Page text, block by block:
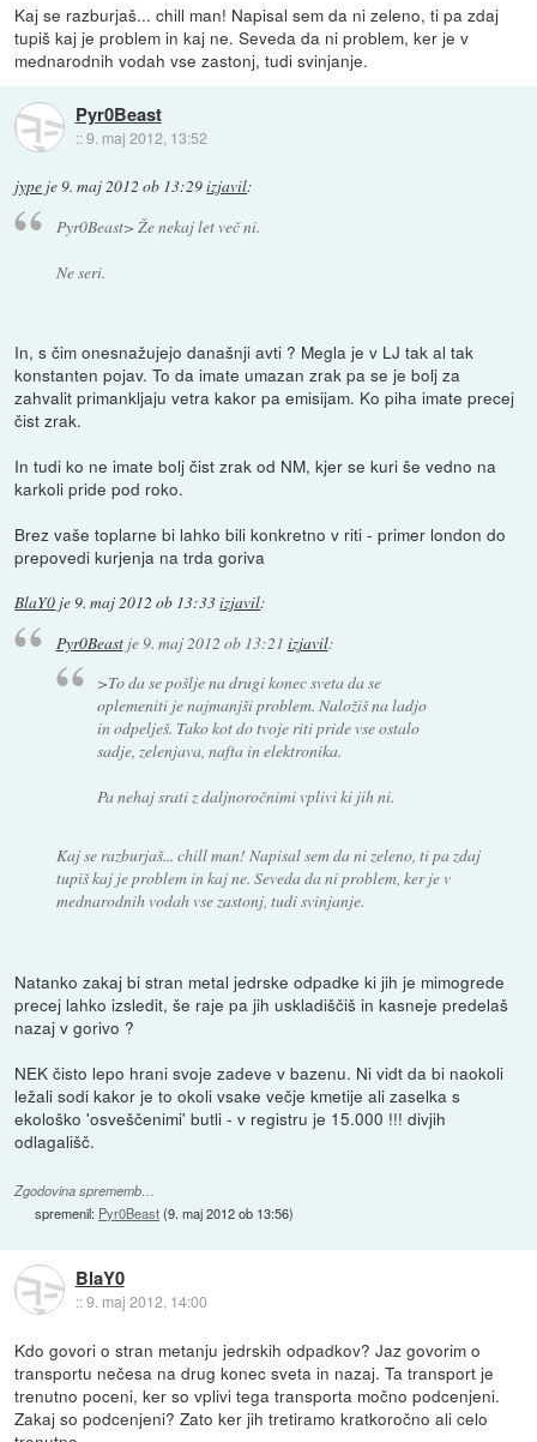
Kaj se razburjaš... chill man! Napisal sem da ni zeleno, ti pa zdaj
tupiš kaj je problem in kaj ne. Seveda da ni problem, ker je v
mednarodnih vodah vse zastonj, tudi svinjanje.
Pyr0Beast
::9. maj 2012, 13:52
jype je9. maj 2012 ob 13:29izjavil:
Pyr0Beast> Že nekaj let več ni.
Ne seri.
In, s čim onesnažujejo današnji avti ? Megla je v LJ tak al tak
konstanten pojav. To da imate umazan zrak pa se je bolj za
zahvalit primankljaju vetra kakor pa emisijam. Ko piha imate precej
čist zrak.
In tudi ko ne imate bolj čist zrak od NM, kjer se kuri še vedno na
karkoli pride pod roko.
Brez vaše toplarne bi lahko bili konkretno v riti - primer london do
prepovedi kurjenja na trda goriva
BlaY0 je9. maj 2012 ob 13:33izjavil:
Pyr0Beastje9. maj 2012 ob 13:21 izjavil:
>To da se pošlje na drugi konec sveta da se
oplemeniti je najmanjši problem. Naložiš na ladjo
in odpelješ. Tako kot do tvoje riti pride vse ostalo
sadje, zelenjava, nafta in elektronika.
Pa nehaj srati z daljnoročnimi vplivi ki jih ni.
Kaj se razburjaš... chill man! Napisal sem da ni zeleno, ti pa zdaj
tupiš kaj je problem in kaj ne. Seveda da ni problem, ker je v
mednarodnih vodah vse zastonj, tudi svinjanje.
Natanko zakaj bi stran metal jedrske odpadke ki jih je mimogrede
precej lahko izsledit, še raje pa jih uskladiščiš in kasneje predelaš
nazaj v gorivo ?
NEK čisto lepo hrani svoje zadeve v bazenu. Ni vidt da bi naokoli
ležali sodi kakor je to okoli vsake večje kmetije ali zaselka s
ekološko 'osveščenimi' butli - v registru je 15.000 !!! divjih
odlagališč.
Zgodovina sprememb…
spremenil: Pyr0Beast(9. maj 2012 ob 13:56)
BlaY0
::9. maj 2012, 14:00
Kdo govori o stran metanju jedrskih odpadkov? Jaz govorim o
transportu nečesa na drug konec sveta in nazaj. Ta transport je
trenutno poceni, ker so vplivi tega transporta močno podcenjeni.
Zakaj so podcenjeni? Zato ker jih tretiramo kratkoročno ali celo